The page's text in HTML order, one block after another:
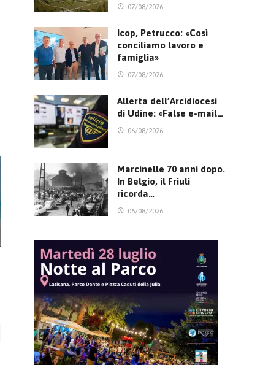
07/08/2026
Icop, Petrucco: «Così
conciliamo lavoro e
famiglia»
07/08/2026
Allerta dell’Arcidiocesi
di Udine: «False e-mail…
06/08/2026
Marcinelle 70 anni dopo.
In Belgio, il Friuli
ricorda…
06/08/2026